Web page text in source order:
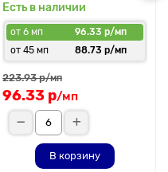
Есть в наличии
от 6 мп
96.33 р/мп
от 45 мп
88.73 р/мп
223.93 р/мп
96.33 р/мп
В корзину